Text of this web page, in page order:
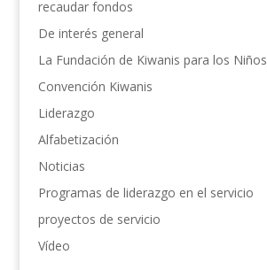
recaudar fondos
De interés general
La Fundación de Kiwanis para los Niños
Convención Kiwanis
Liderazgo
Alfabetización
Noticias
Programas de liderazgo en el servicio
proyectos de servicio
Vídeo